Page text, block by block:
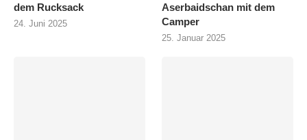
dem Rucksack
24. Juni 2025
Aserbaidschan mit dem
Camper
25. Januar 2025